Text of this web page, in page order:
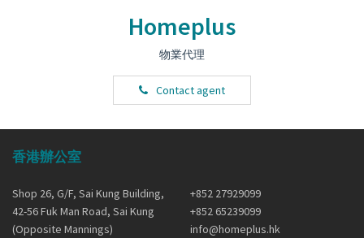
Homeplus
物業代理
Contact agent
香港辦公室
Shop 26, G/F, Sai Kung Building,
42-56 Fuk Man Road, Sai Kung
(Opposite Mannings)
+852 27929099
+852 65239099
info@homeplus.hk